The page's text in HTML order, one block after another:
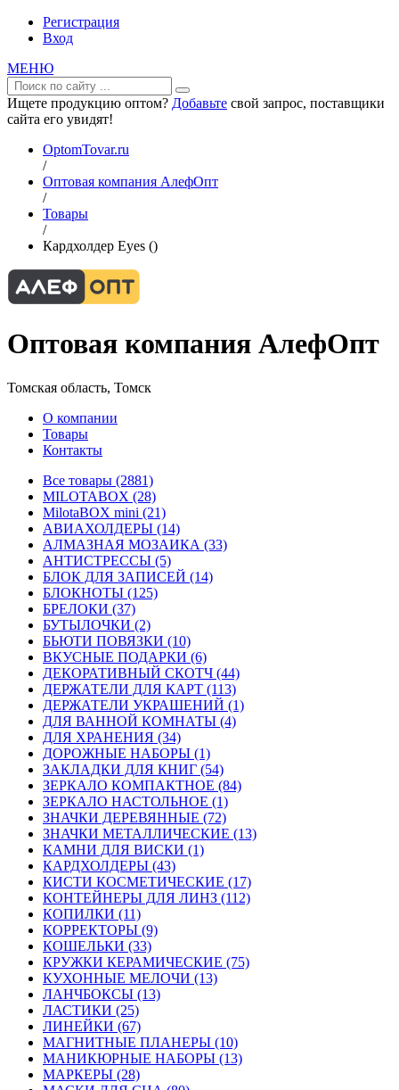
Регистрация
Вход
МЕНЮ
Ищете продукцию оптом? Добавьте свой запрос, поставщики
сайта его увидят!
OptomTovar.ru
/
Оптовая компания АлефОпт
/
Товары
/
Кардхолдер Eyes ()
Оптовая компания АлефОпт
Томская область, Томск
О компании
Товары
Контакты
Все товары (2881)
MILOTABOX (28)
MilotaBOX mini (21)
АВИАХОЛДЕРЫ (14)
АЛМАЗНАЯ МОЗАИКА (33)
АНТИСТРЕССЫ (5)
БЛОК ДЛЯ ЗАПИСЕЙ (14)
БЛОКНОТЫ (125)
БРЕЛОКИ (37)
БУТЫЛОЧКИ (2)
БЬЮТИ ПОВЯЗКИ (10)
ВКУСНЫЕ ПОДАРКИ (6)
ДЕКОРАТИВНЫЙ СКОТЧ (44)
ДЕРЖАТЕЛИ ДЛЯ КАРТ (113)
ДЕРЖАТЕЛИ УКРАШЕНИЙ (1)
ДЛЯ ВАННОЙ КОМНАТЫ (4)
ДЛЯ ХРАНЕНИЯ (34)
ДОРОЖНЫЕ НАБОРЫ (1)
ЗАКЛАДКИ ДЛЯ КНИГ (54)
ЗЕРКАЛО КОМПАКТНОЕ (84)
ЗЕРКАЛО НАСТОЛЬНОЕ (1)
ЗНАЧКИ ДЕРЕВЯННЫЕ (72)
ЗНАЧКИ МЕТАЛЛИЧЕСКИЕ (13)
КАМНИ ДЛЯ ВИСКИ (1)
КАРДХОЛДЕРЫ (43)
КИСТИ КОСМЕТИЧЕСКИЕ (17)
КОНТЕЙНЕРЫ ДЛЯ ЛИНЗ (112)
КОПИЛКИ (11)
КОРРЕКТОРЫ (9)
КОШЕЛЬКИ (33)
КРУЖКИ КЕРАМИЧЕСКИЕ (75)
КУХОННЫЕ МЕЛОЧИ (13)
ЛАНЧБОКСЫ (13)
ЛАСТИКИ (25)
ЛИНЕЙКИ (67)
МАГНИТНЫЕ ПЛАНЕРЫ (10)
МАНИКЮРНЫЕ НАБОРЫ (13)
МАРКЕРЫ (28)